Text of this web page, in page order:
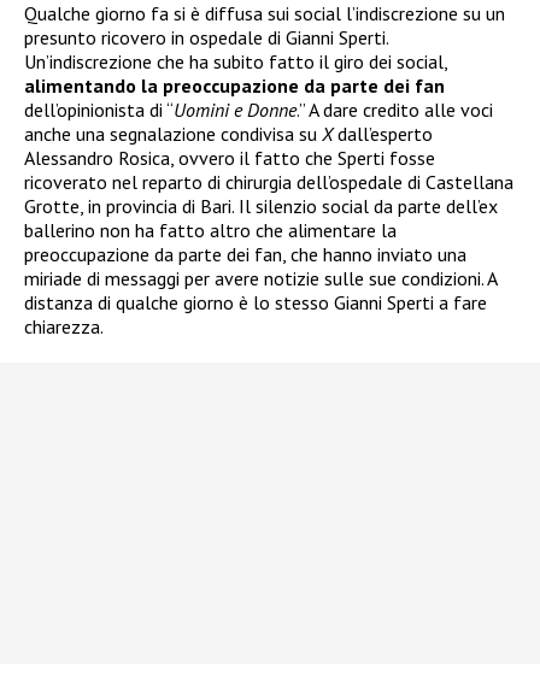
Qualche giorno fa si è diffusa sui social l’indiscrezione su un
presunto ricovero in ospedale di Gianni Sperti.
Un’indiscrezione che ha subito fatto il giro dei social,
alimentando la preoccupazione da parte dei fan
dell’opinionista di “Uomini e Donne.” A dare credito alle voci
anche una segnalazione condivisa su Xdall’esperto
Alessandro Rosica, ovvero il fatto che Sperti fosse
ricoverato nel reparto di chirurgia dell’ospedale di Castellana
Grotte, in provincia di Bari. Il silenzio social da parte dell’ex
ballerino non ha fatto altro che alimentare la
preoccupazione da parte dei fan, che hanno inviato una
miriade di messaggi per avere notizie sulle sue condizioni. A
distanza di qualche giorno è lo stesso Gianni Sperti a fare
chiarezza.